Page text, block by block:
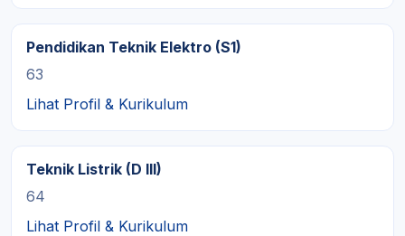
Pendidikan Teknik Elektro (S1)
63
Lihat Profil & Kurikulum
Teknik Listrik (D III)
64
Lihat Profil & Kurikulum